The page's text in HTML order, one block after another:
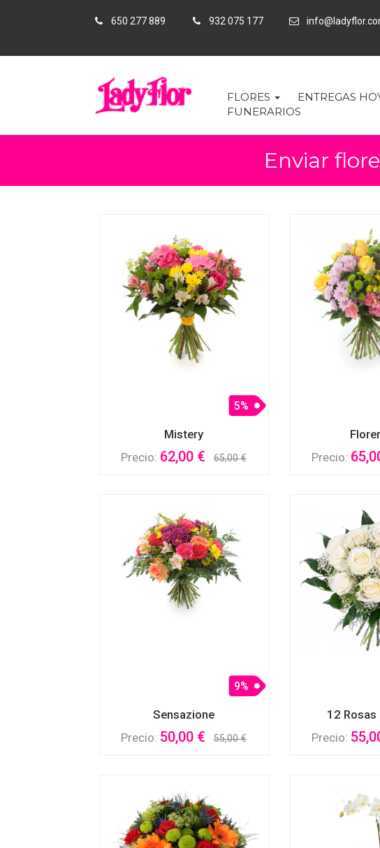
650 277 889 932 075 177
FLORES ENTREGAS
FUNERARIOS
Enviar
Mistery
5%
Precio: 62,00 € 65,00 € Precio:
Sensazione
9%
Precio: 50,00 € 55,00 €
12 Rosas
Precio: